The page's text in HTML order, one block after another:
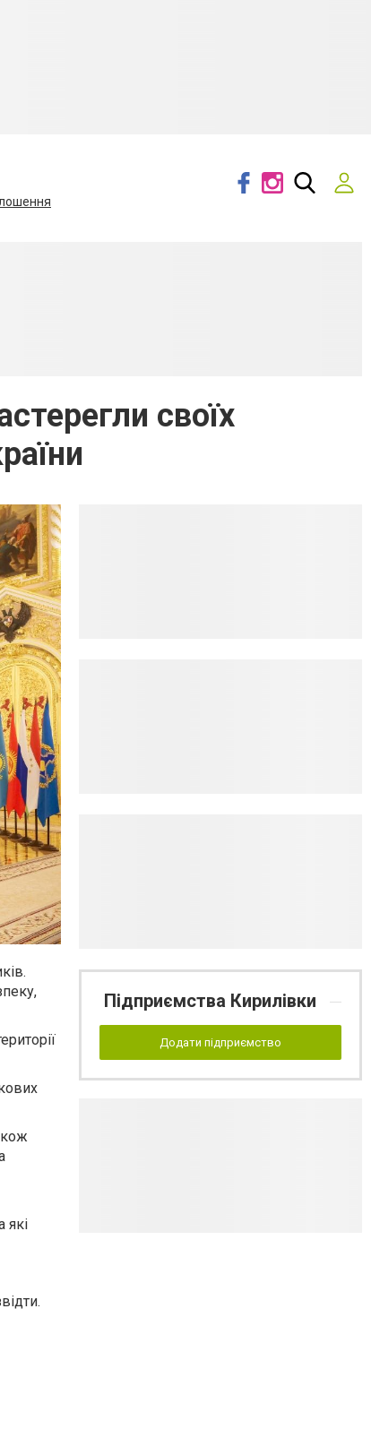
своїх
які
Підприємства Кирилівки
Додати підприємство